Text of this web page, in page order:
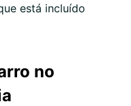
está incluído
no